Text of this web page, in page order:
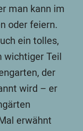
man kann im
oder feiern.
ein tolles,
wichtiger Teil
der
wird – er
erwähnt